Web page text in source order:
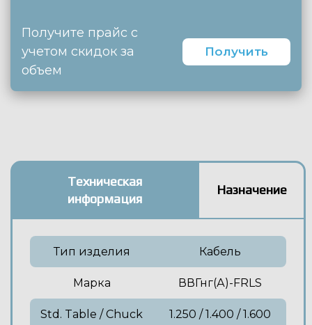
Получите прайс с
учетом скидок за
объем
Получить
Техническая
информация
Назначение
Тип изделия Кабель
Марка ВВГнг(А)-FRLS
Std. Table / Chuck
1.250 / 1.400 / 1.600